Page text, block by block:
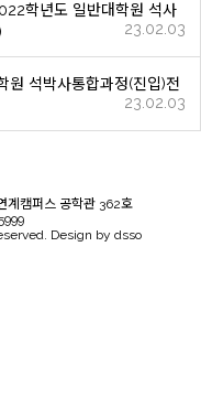
학년도 일반대학원 석사
23.02.03
원 석박사통합과정(진입)전
23.02.03
계캠퍼스 공학관 362호
Design by dsso